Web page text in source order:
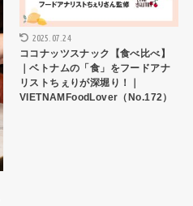
2025.07.24
ココナッツスナック【食べ比べ】
｜ベトナムの「食」をフードアナ
リストちぇりが深堀り！｜
VIETNAMFoodLover（No.172）